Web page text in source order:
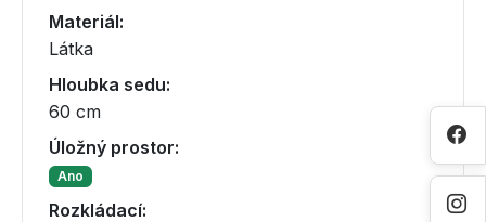
Materiál:
Látka
Hloubka sedu:
60 cm
Úložný prostor:
Ano
Rozkládací: